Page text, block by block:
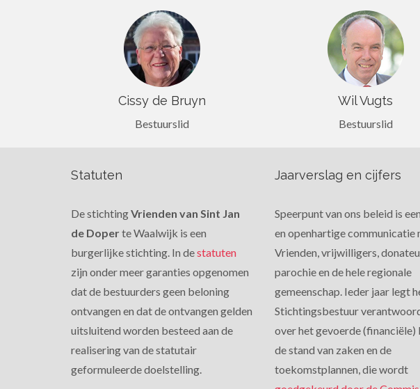
Cissy de Bruyn
Bestuurslid
Wil Vugts
Bestuurslid
Statuten
De stichtingVrienden van Sint Jan
de Doperte Waalwijk is een
burgerlijke stichting. In destatuten
zijn onder meer garanties opgenomen
dat de bestuurders geen beloning
ontvangen en dat de ontvangen gelden
uitsluitend worden besteed aan de
realisering van de statutair
geformuleerde doelstelling.
Jaarverslag en cijfers
Speerpunt van ons beleid is
en openhartige communicatie
Vrienden, vrijwilligers,
parochie en de hele regionale
gemeenschap. Ieder jaar legt
Stichtingsbestuur
over het gevoerde (financiële)
de stand van zaken en de
toekomstplannen, die wordt